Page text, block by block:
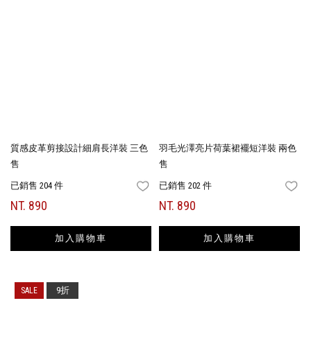
質感皮革剪接設計細肩長洋裝 三色
售
已銷售 204 件 FAVORITES
NT. 890
加入購物車
羽毛光澤亮片荷葉裙襬短洋裝 兩色
售
已銷售 202 件
NT. 890
加入購物車
9折